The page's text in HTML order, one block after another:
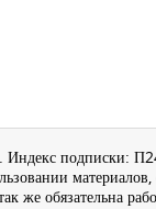
Индекс подписки:
материалов,
же обязательна